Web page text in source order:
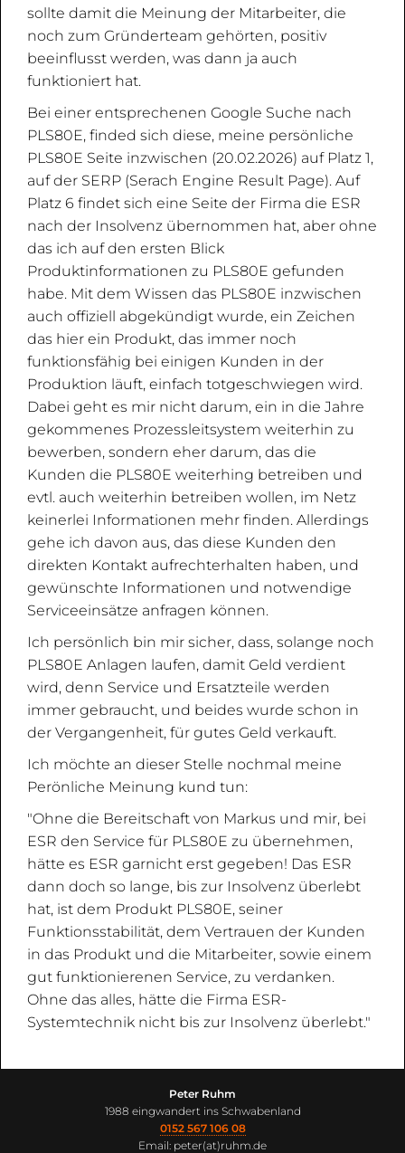
sollte damit die Meinung der Mitarbeiter, die
noch zum Gründerteam gehörten, positiv
beeinflusst werden, was dann ja auch
funktioniert hat.
Bei einer entsprechenen Google Suche nach
PLS80E, finded sich diese, meine persönliche
PLS80E Seite inzwischen (20.02.2026) auf Platz 1,
auf der SERP (Serach Engine Result Page). Auf
Platz 6 findet sich eine Seite der Firma die ESR
nach der Insolvenz übernommen hat, aber ohne
das ich auf den ersten Blick
Produktinformationen zu PLS80E gefunden
habe. Mit dem Wissen das PLS80E inzwischen
auch offiziell abgekündigt wurde, ein Zeichen
das hier ein Produkt, das immer noch
funktionsfähig bei einigen Kunden in der
Produktion läuft, einfach totgeschwiegen wird.
Dabei geht es mir nicht darum, ein in die Jahre
gekommenes Prozessleitsystem weiterhin zu
bewerben, sondern eher darum, das die
Kunden die PLS80E weiterhing betreiben und
evtl. auch weiterhin betreiben wollen, im Netz
keinerlei Informationen mehr finden. Allerdings
gehe ich davon aus, das diese Kunden den
direkten Kontakt aufrechterhalten haben, und
gewünschte Informationen und notwendige
Serviceeinsätze anfragen können.
Ich persönlich bin mir sicher, dass, solange noch
PLS80E Anlagen laufen, damit Geld verdient
wird, denn Service und Ersatzteile werden
immer gebraucht, und beides wurde schon in
der Vergangenheit, für gutes Geld verkauft.
Ich möchte an dieser Stelle nochmal meine
Perönliche Meinung kund tun:
"Ohne die Bereitschaft von Markus und mir, bei
ESR den Service für PLS80E zu übernehmen,
hätte es ESR garnicht erst gegeben! Das ESR
dann doch so lange, bis zur Insolvenz überlebt
hat, ist dem Produkt PLS80E, seiner
Funktionsstabilität, dem Vertrauen der Kunden
in das Produkt und die Mitarbeiter, sowie einem
gut funktionierenen Service, zu verdanken.
Ohne das alles, hätte die Firma ESR-
Systemtechnik nicht bis zur Insolvenz überlebt."
Peter Ruhm
1988 eingwandert ins Schwabenland
0152 567 106 08
Email: peter(at)ruhm.de